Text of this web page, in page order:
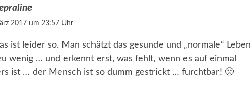
2017 um 23:57 Uhr
ist leider so. Man schätzt das gesunde und „normale“ Leben
wenig … und erkennt erst, was fehlt, wenn es auf einmal
ist … der Mensch ist so dumm gestrickt … furchtbar! 🙁